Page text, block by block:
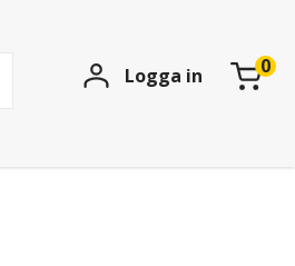
Logga in